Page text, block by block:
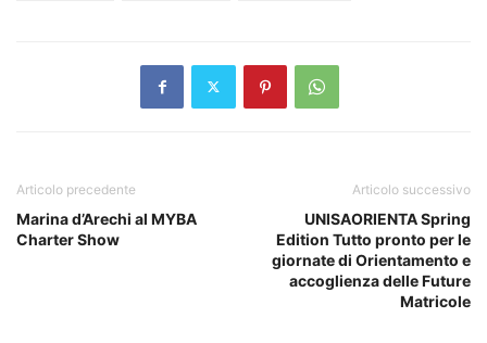
Articolo precedente
Marina d’Arechi al MYBA
Charter Show
Articolo successivo
UNISAORIENTA Spring
Edition Tutto pronto per le
giornate di Orientamento e
accoglienza delle Future
Matricole